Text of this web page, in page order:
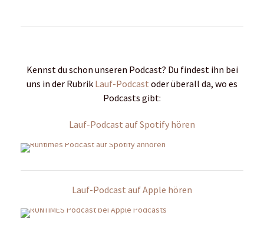
Kennst du schon unseren Podcast? Du findest ihn bei
uns in der Rubrik Lauf-Podcast oder überall da, wo es
Podcasts gibt:
Lauf-Podcast auf Spotify hören
Lauf-Podcast auf Apple hören